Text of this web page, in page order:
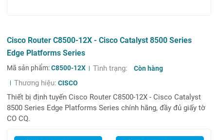
Cisco Router C8500-12X - Cisco Catalyst 8500 Series
Edge Platforms Series
Mã sản phẩm:C8500-12X Tình trạng: Còn hàng
Thương hiệu: CISCO
Thiết bị định tuyến Cisco Router C8500-12X - Cisco Catalyst
8500 Series Edge Platforms Series chính hãng, đầy đủ giấy tờ
CO CQ.